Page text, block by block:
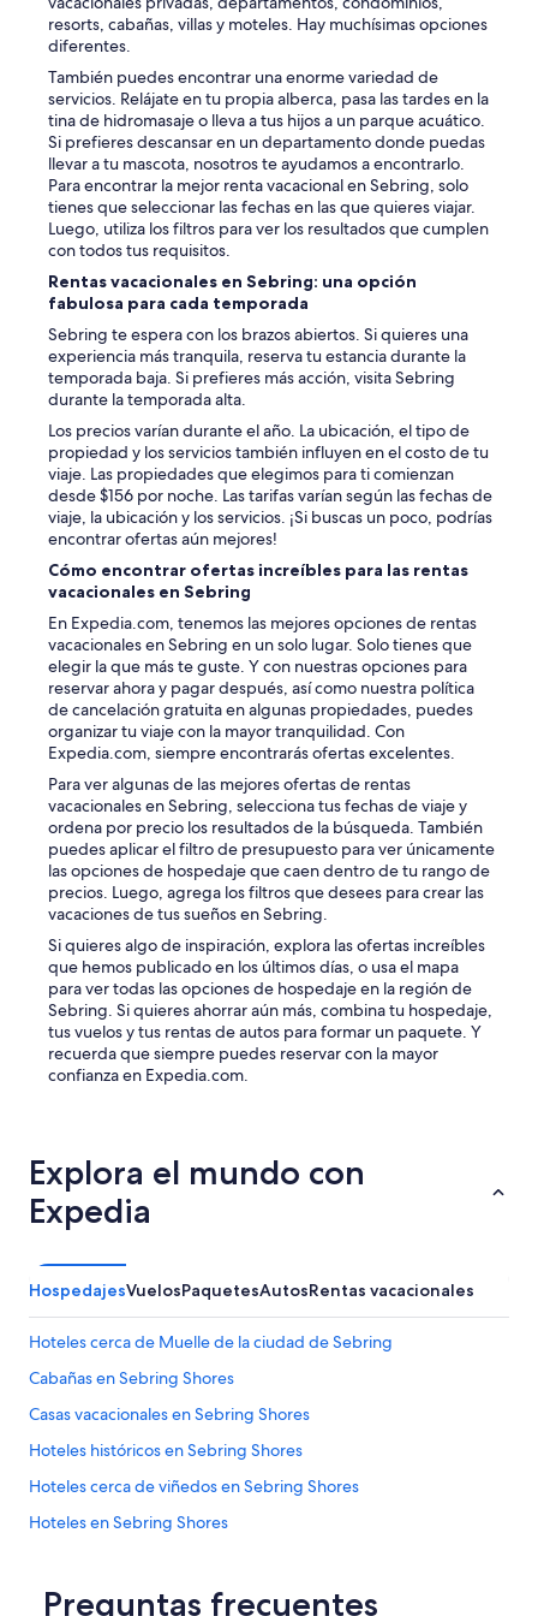
resorts, cabañas, villas y moteles. Hay muchísimas opciones
diferentes.
También puedes encontrar una enorme variedad de
servicios. Relájate en tu propia alberca, pasa las tardes en la
tina de hidromasaje o lleva a tus hijos a un parque acuático.
Si prefieres descansar en un departamento donde puedas
llevar a tu mascota, nosotros te ayudamos a encontrarlo.
Para encontrar la mejor renta vacacional en Sebring, solo
tienes que seleccionar las fechas en las que quieres viajar.
Luego, utiliza los filtros para ver los resultados que cumplen
con todos tus requisitos.
Rentas vacacionales en Sebring: una opción
fabulosa para cada temporada
Sebring te espera con los brazos abiertos. Si quieres una
experiencia más tranquila, reserva tu estancia durante la
temporada baja. Si prefieres más acción, visita Sebring
durante la temporada alta.
Los precios varían durante el año. La ubicación, el tipo de
propiedad y los servicios también influyen en el costo de tu
viaje. Las propiedades que elegimos para ti comienzan
desde $156 por noche. Las tarifas varían según las fechas de
viaje, la ubicación y los servicios. ¡Si buscas un poco, podrías
encontrar ofertas aún mejores!
Cómo encontrar ofertas increíbles para las rentas
vacacionales en Sebring
En Expedia.com, tenemos las mejores opciones de rentas
vacacionales en Sebring en un solo lugar. Solo tienes que
elegir la que más te guste. Y con nuestras opciones para
reservar ahora y pagar después, así como nuestra política
de cancelación gratuita en algunas propiedades, puedes
organizar tu viaje con la mayor tranquilidad. Con
Expedia.com, siempre encontrarás ofertas excelentes.
Para ver algunas de las mejores ofertas de rentas
vacacionales en Sebring, selecciona tus fechas de viaje y
ordena por precio los resultados de la búsqueda. También
puedes aplicar el filtro de presupuesto para ver únicamente
las opciones de hospedaje que caen dentro de tu rango de
precios. Luego, agrega los filtros que desees para crear las
vacaciones de tus sueños en Sebring.
Si quieres algo de inspiración, explora las ofertas increíbles
que hemos publicado en los últimos días, o usa el mapa
para ver todas las opciones de hospedaje en la región de
Sebring. Si quieres ahorrar aún más, combina tu hospedaje,
tus vuelos y tus rentas de autos para formar un paquete. Y
recuerda que siempre puedes reservar con la mayor
confianza en Expedia.com.
Explora el mundo con
Expedia
HospedajesVuelosPaquetesAutosRentas vacacionales
Hoteles cerca de Muelle de la ciudad de Sebring
Cabañas en Sebring Shores
Casas vacacionales en Sebring Shores
Hoteles históricos en Sebring Shores
Hoteles cerca de viñedos en Sebring Shores
Hoteles en Sebring Shores
Hoteles en Orlando
Preguntas frecuentes